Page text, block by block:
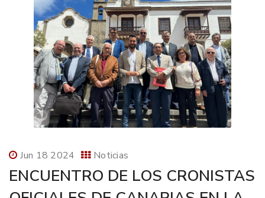
Jun 18 2024 Noticias
ENCUENTRO DE LOS CRONISTAS